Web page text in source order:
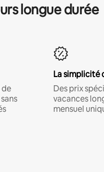
longue durée
de
La simplicité
Des prix
vacances
mensuel